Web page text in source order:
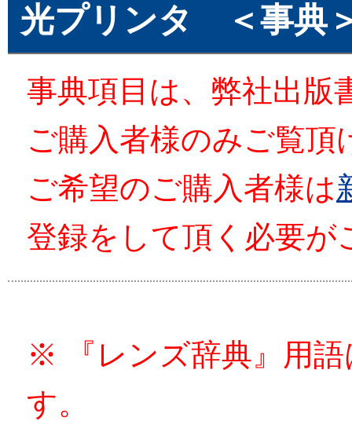
光プリンタ ＜事典
事典項目は、弊社出版
ご購入者様のみご覧頂
ご希望のご購入者様は
登録をして頂く必要が
※ 『レンズ辞典』用
す。